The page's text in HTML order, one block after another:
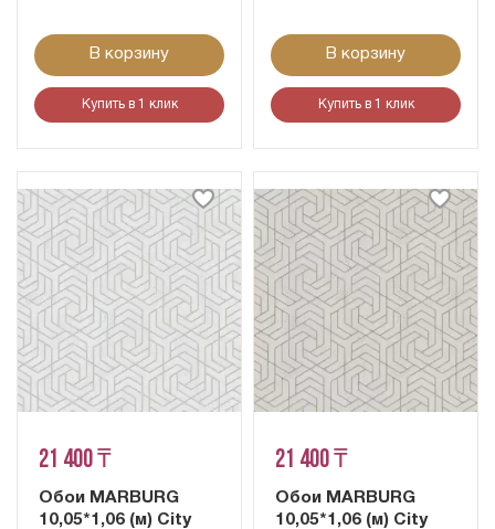
В корзину
Купить в 1 клик
В корзину
Купить в 1 клик
21 400 ₸
Обои MARBURG
10,05*1,06 (м) City
21 400 ₸
Обои MARBURG
10,05*1,06 (м) City